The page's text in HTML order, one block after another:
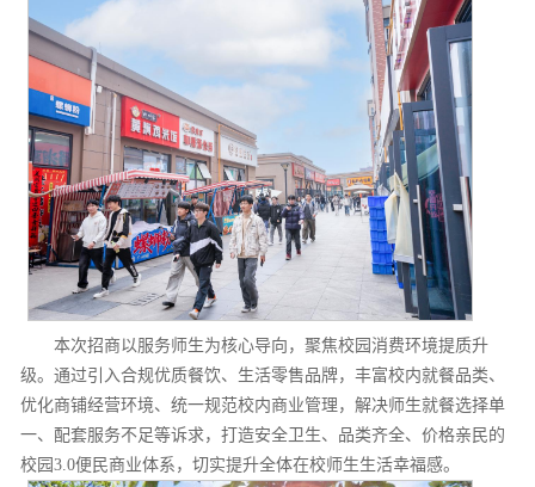
本次招商以服务师生为核心导向，聚焦校园消费环境提质升
级。通过引入合规优质餐饮、生活零售品牌，丰富校内就餐品类、
优化商铺经营环境、统一规范校内商业管理，解决师生就餐选择单
一、配套服务不足等诉求，打造安全卫生、品类齐全、价格亲民的
校园3.0便民商业体系，切实提升全体在校师生生活幸福感。